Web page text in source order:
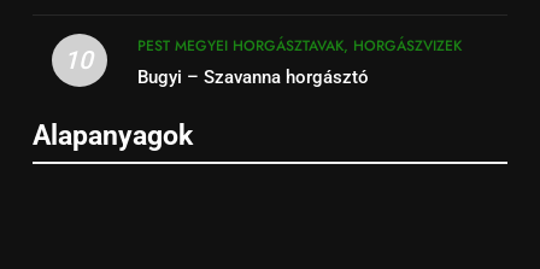
10
PEST MEGYEI HORGÁSZTAVAK, HORGÁSZVIZEK
Bugyi – Szavanna horgásztó
Alapanyagok